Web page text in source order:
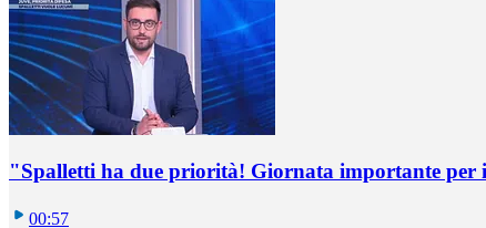
"Spalletti ha due priorità! Giornata importante per
00:57